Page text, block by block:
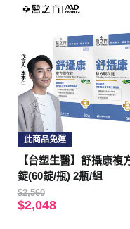
此商品免運
【台塑生醫】舒攝康複
錠(60錠/瓶) 2瓶/組
$2,560
$2,048